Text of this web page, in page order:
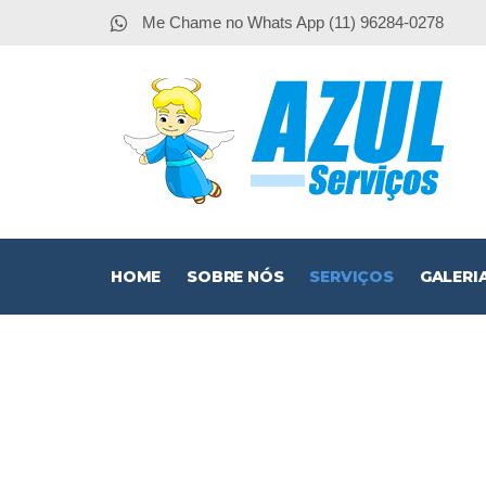
Me Chame no Whats App (11) 96284-0278
HOME SOBRE NÓS SERVIÇOS